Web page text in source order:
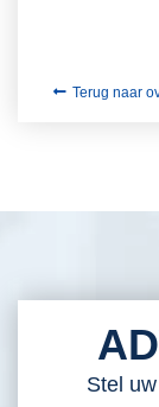
Terug naar
Stel